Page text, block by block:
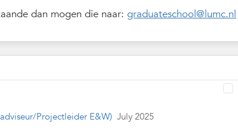
dan mogen die naar:graduateschool@lumc.nl
Projectleider E&W) July 2025